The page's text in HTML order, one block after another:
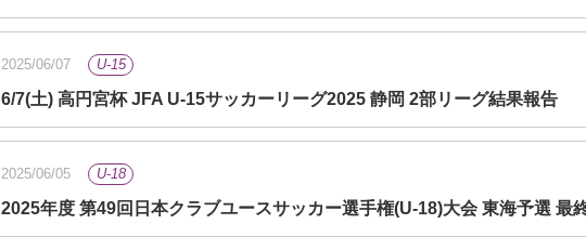
2025/06/07 U-15
6/7(土) 高円宮杯 JFA U-15サッカーリーグ2025 静岡 2部リーグ結果報告
2025/06/05 U-18
2025年度 第49回日本クラブユースサッカー選手権(U-18)大会 東海予選 最